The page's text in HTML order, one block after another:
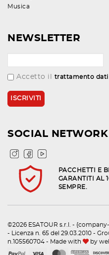
Musica
NEWSLETTER
Accetto il trattamento dati
SOCIAL NETWORK
PACCHETTI E
GARANTITI AL
SEMPRE.
©2026 ESATOUR s.r.l. -
- Licenza n. 65 del 29.03.2010 -
n.105560704 - Made with
by